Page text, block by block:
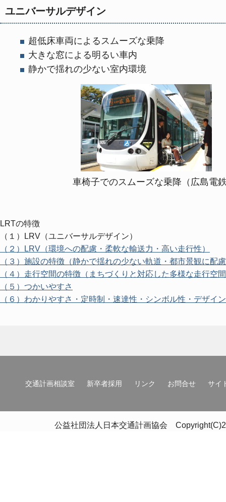
ユニバーサルデザイン
超低床車両によるスムーズな乗降
大きな窓による明るい車内
静かで揺れの少ない室内環境
車椅子でのスムーズな乗降（広島電
LRTの特徴
（１）LRV（ユニバーサルデザイン）
（２）LRV（環境への配慮・柔軟な輸送力・高い走行性）
（３）施設の特徴（静かで揺れの少ない軌道・都市景観に配
（４）走行空間の特徴（まちづくりと対応した多様な走行空
（５）つかいやすさ
（６）わかりやすさ・定時制・速達性・シンボル性・デザイ
交通計画相談室 新卒者採用 リンク お問合せ サイ
公益社団法人日本交通計画協会